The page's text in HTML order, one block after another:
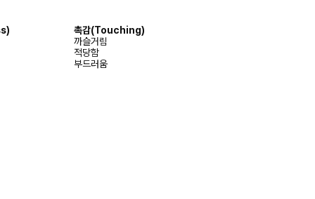
촉감(Touching)
까슬거림
적당함
부드러움